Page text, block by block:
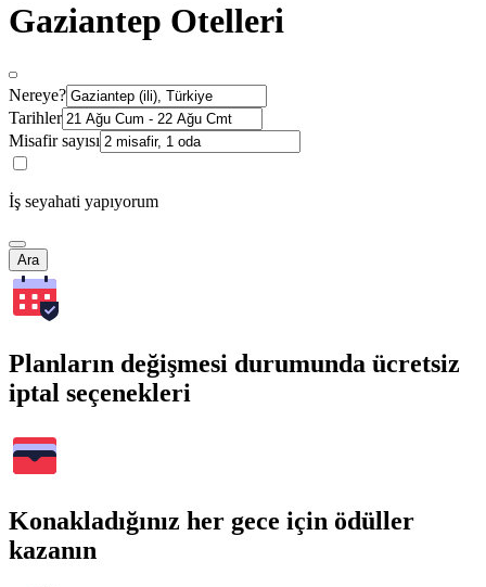
Gaziantep Otelleri
Nereye?
Tarihler
Misafir sayısı
İş seyahati yapıyorum
Ara
Planların değişmesi durumunda ücretsiz
iptal seçenekleri
Konakladığınız her gece için ödüller
kazanın